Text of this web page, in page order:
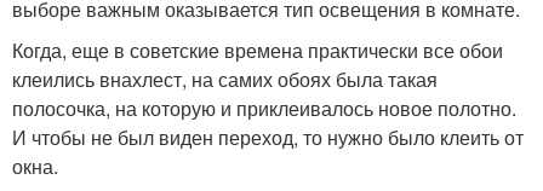
выборе важным оказывается тип освещения в комнате.
Когда, еще в советские времена практически все обои
клеились внахлест, на самих обоях была такая
полосочка, на которую и приклеивалось новое полотно.
И чтобы не был виден переход, то нужно было клеить от
окна.